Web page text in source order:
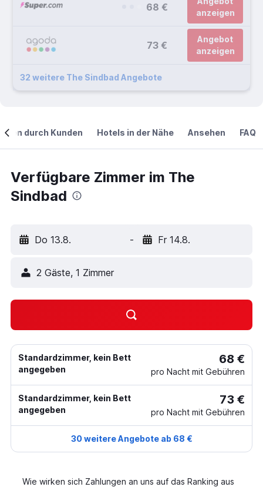
68 €
anzeigen
73 €
Angebot
anzeigen
32 weitere The Sindbad Angebote
durch Kunden Hotels in der Nähe Ansehen FAQ
Verfügbare Zimmer im The
Sindbad
Do 13.8. - Fr 14.8.
2 Gäste, 1 Zimmer
Standardzimmer, kein Bett
angegeben
68 €
pro Nacht mit Gebühren
Standardzimmer, kein Bett
angegeben
73 €
pro Nacht mit Gebühren
30 weitere Angebote ab 68 €
Wie wirken sich Zahlungen an uns auf das Ranking aus